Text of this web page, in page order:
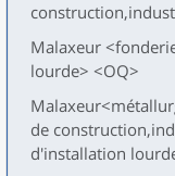
Malaxeur
lourde> <OQ>
de
d'installation